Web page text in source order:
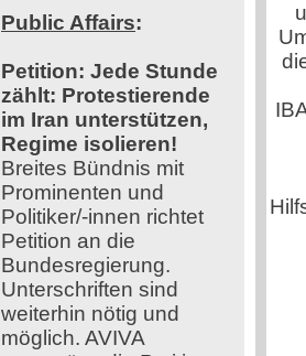
Public Affairs:
Petition: Jede Stunde
zählt: Protestierende
im Iran unterstützen,
Regime isolieren!
Breites Bündnis mit
Prominenten und
Politiker/-innen richtet
Petition an die
Bundesregierung.
Unterschriften sind
weiterhin nötig und
möglich. AVIVA